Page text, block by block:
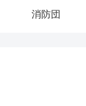
消防団